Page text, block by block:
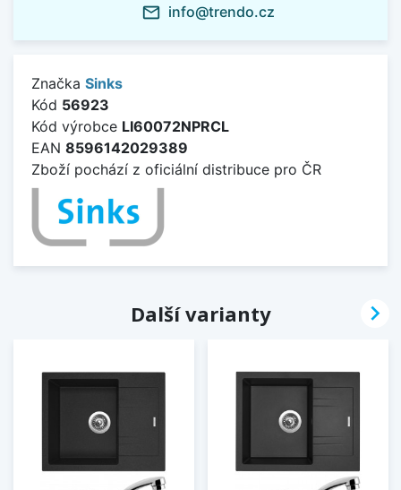
mail_outline info@trendo.cz
Značka Sinks
Kód 56923
Kód výrobce LI60072NPRCL
EAN 8596142029389
Zboží pochází z oficiální distribuce pro ČR
Další varianty 